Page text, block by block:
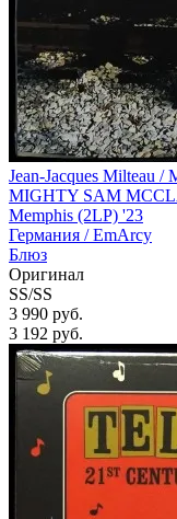
Jean-Jacques Milteau
MIGHTY SAM
Memphis (2LP) '23
Германия /EmArcy
Блюз
Оригинал
SS/SS
3 990 руб.
3 192 руб.